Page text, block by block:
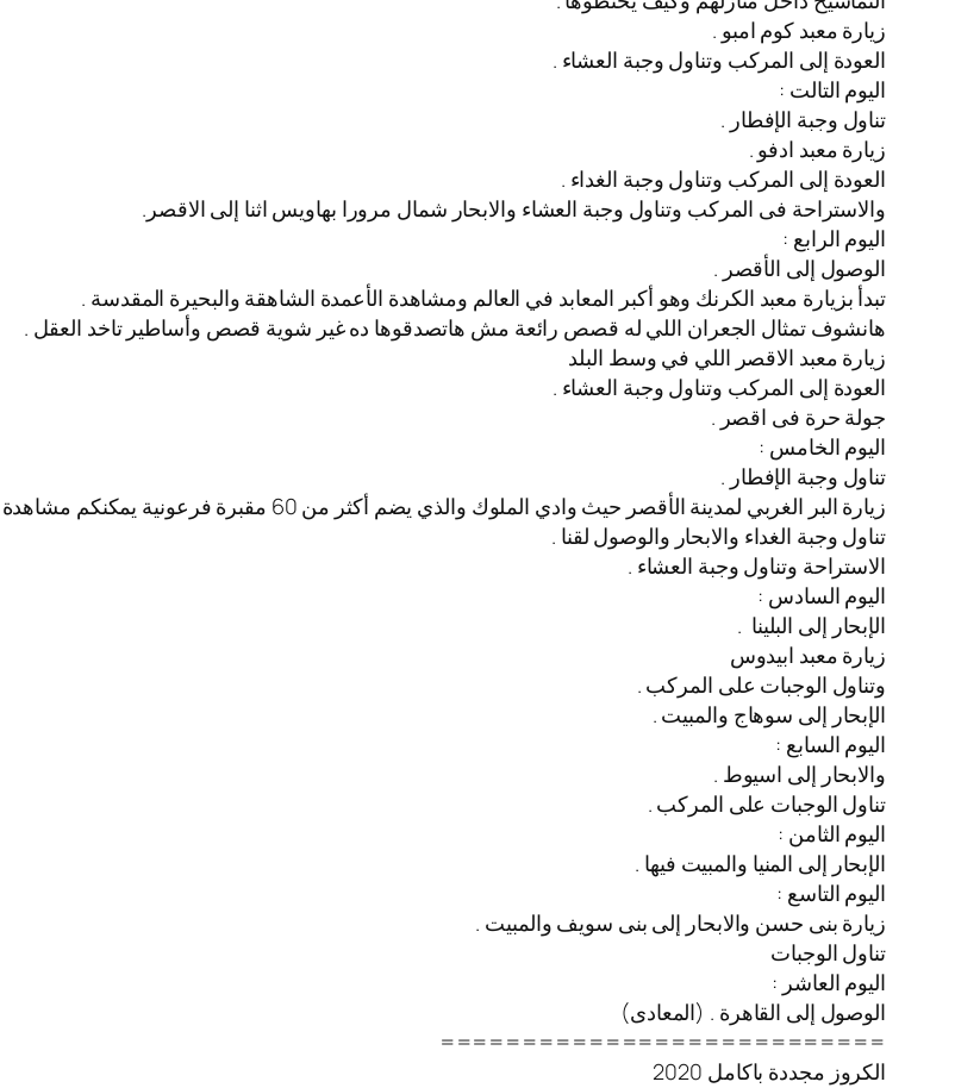
زيارة معبد كوم امبو .
العودة إلى المركب وتناول وجبة العشاء .
اليوم التالت :
تناول وجبة الإفطار .
زيارة معبد ادفو .
العودة إلى المركب وتناول وجبة الغداء .
والاستراحة فى المركب وتناول وجبة العشاء والابحار شمال مرورا بهاويس اثنا إلى الاقصر.
اليوم الرابع :
الوصول إلى الأقصر .
تبدأ بزيارة معبد الكرنك وهو أكبر المعابد في العالم ومشاهدة الأعمدة الشاهقة والبحيرة المقدسة .
هانشوف تمثال الجعران اللي له قصص رائعة مش هاتصدقوها ده غير شوية قصص وأساطير تاخد العقل .
زيارة معبد الاقصر اللي في وسط البلد
العودة إلى المركب وتناول وجبة العشاء .
جولة حرة فى اقصر .
اليوم الخامس :
تناول وجبة الإفطار .
زيارة البر الغربي لمدينة الأقصر حيث وادي الملوك والذي يضم أكثر من 60 مقبرة فرعونية يمكنكم مشاهدة ودخول 3 منها.
تناول وجبة الغداء والابحار والوصول لقنا .
الاستراحة وتناول وجبة العشاء .
اليوم السادس :
الإبحار إلى البلينا .
زيارة معبد ابيدوس
وتناول الوجبات على المركب .
الإبحار إلى سوهاج والمبيت .
اليوم السابع :
والابحار إلى اسيوط .
تناول الوجبات على المركب .
اليوم الثامن :
الإبحار إلى المنيا والمبيت فيها .
اليوم التاسع :
زيارة بنى حسن والابحار إلى بنى سويف والمبيت .
تناول الوجبات
اليوم العاشر :
الوصول إلى القاهرة . (المعادى)
===========================
الكروز مجددة باكامل 2020